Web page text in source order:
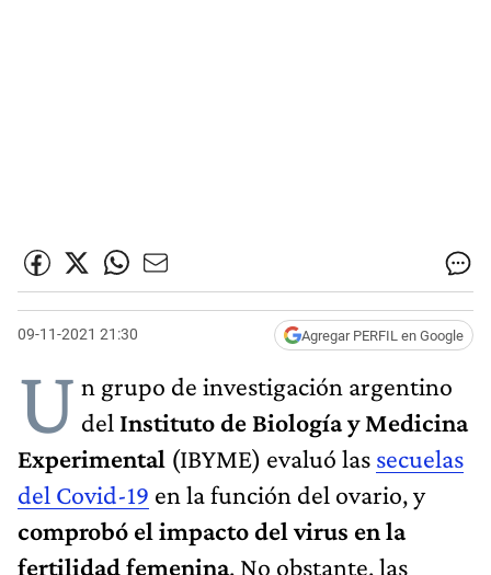
09-11-2021 21:30 Agregar PERFIL en Google
U n grupo de investigación argentino
del Instituto de Biología y Medicina
Experimental (IBYME) evaluó las secuelas
del Covid-19 en la función del ovario, y
comprobó el impacto del virus en la
fertilidad femenina. No obstante, las